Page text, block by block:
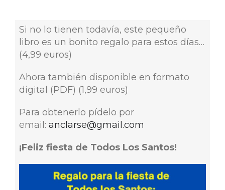
Si no lo tienen todavía, este pequeño
libro es un bonito regalo para estos días…
(4,99 euros)
Ahora también disponible en formato
digital (PDF) (1,99 euros)
Para obtenerlo pídelo por
email: anclarse@gmail.com
¡Feliz fiesta de Todos Los Santos!